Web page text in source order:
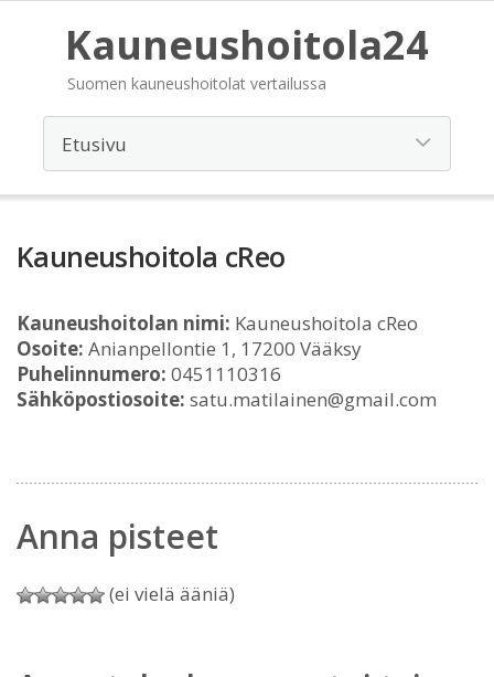
Kauneushoitola24
Suomen kauneushoitolat vertailussa
Kauneushoitola cReo
Kauneushoitolan nimi: Kauneushoitola cReo
Osoite: Anianpellontie 1, 17200 Vääksy
Puhelinnumero: 0451110316
Sähköpostiosoite: satu.matilainen@gmail.com
Anna pisteet
(ei vielä ääniä)